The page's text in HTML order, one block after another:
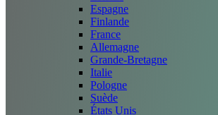
Espagne
Finlande
France
Allemagne
Grande-Bretagne
Italie
Pologne
Suède
États Unis